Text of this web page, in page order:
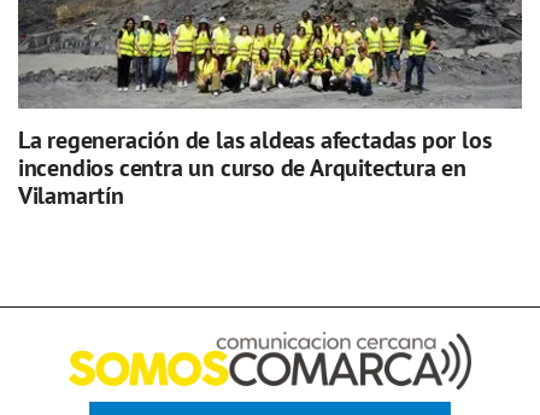
La regeneración de las aldeas afectadas por los
incendios centra un curso de Arquitectura en
Vilamartín